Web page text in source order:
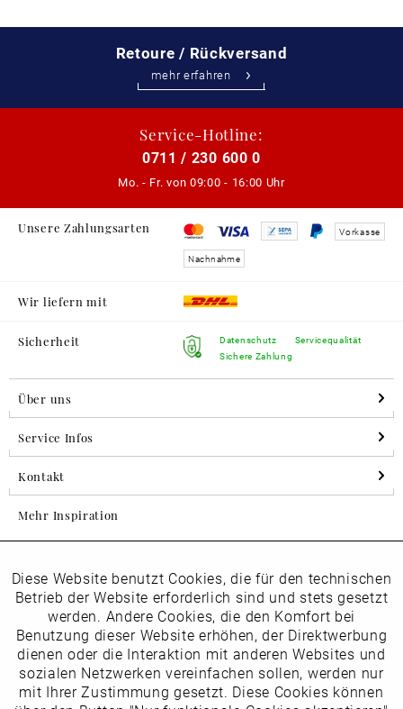
Retoure / Rückversand
mehr erfahren
Service-Hotline:
0711 / 230 600 0
Mo. - Fr. von 09:00 - 16:00 Uhr
Unsere Zahlungsarten Vorkasse
Nachnahme
Wir liefern mit
Sicherheit
Datenschutz
Sichere Zahlung
Servicequalität
Über uns
Service Infos
Kontakt
Mehr Inspiration
Folgen Sie uns auf Instagram
horsch_schuhe
Newsletter
Funktionale Aktiv
Marketing Inaktiv
Tracking Inaktiv
Diese Website benutzt Cookies, die für den technischen
Betrieb der Website erforderlich sind und stets gesetzt
werden. Andere Cookies, die den Komfort bei
Benutzung dieser Website erhöhen, der Direktwerbung
dienen oder die Interaktion mit anderen Websites und
sozialen Netzwerken vereinfachen sollen, werden nur
mit Ihrer Zustimmung gesetzt. Diese Cookies können